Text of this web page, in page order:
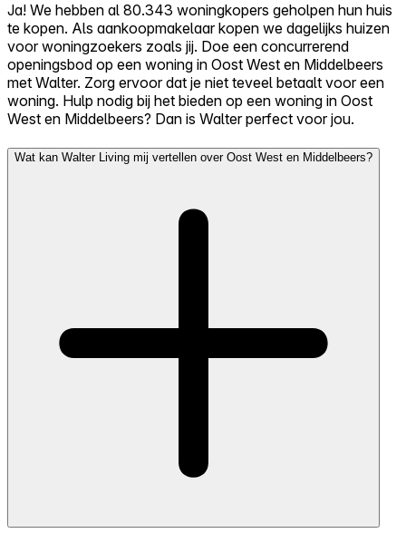
Ja! We hebben al 80.343 woningkopers geholpen hun huis
te kopen. Als aankoopmakelaar kopen we dagelijks huizen
voor woningzoekers zoals jij. Doe een concurrerend
openingsbod op een woning in Oost West en Middelbeers
met Walter. Zorg ervoor dat je niet teveel betaalt voor een
woning. Hulp nodig bij het bieden op een woning in Oost
West en Middelbeers? Dan is Walter perfect voor jou.
Wat kan Walter Living mij vertellen over Oost West en Middelbeers?